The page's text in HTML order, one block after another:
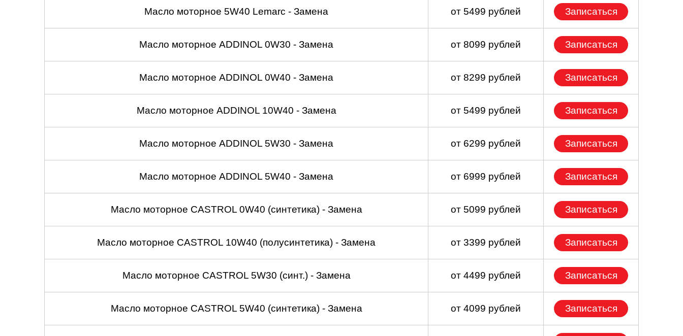
Масло моторное 5W40 Lemarc - Замена от 5499 рублей Записаться
Масло моторное ADDINOL 0W30 - Замена от 8099 рублей Записаться
Масло моторное ADDINOL 0W40 - Замена от 8299 рублей Записаться
Масло моторное ADDINOL 10W40 - Замена от 5499 рублей Записаться
Масло моторное ADDINOL 5W30 - Замена от 6299 рублей Записаться
Масло моторное ADDINOL 5W40 - Замена от 6999 рублей Записаться
Масло моторное CASTROL 0W40 (синтетика) - Замена от 5099 рублей Записаться
Масло моторное CASTROL 10W40 (полусинтетика) - Замена от 3399 рублей Записаться
Масло моторное CASTROL 5W30 (синт.) - Замена от 4499 рублей Записаться
Масло моторное CASTROL 5W40 (синтетика) - Замена от 4099 рублей Записаться